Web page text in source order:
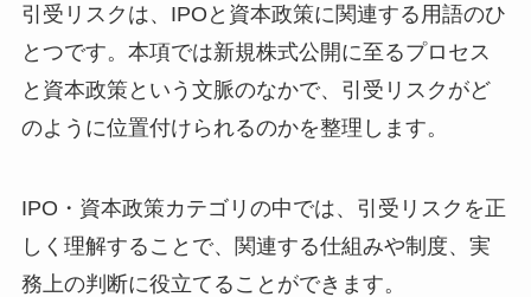
引受リスクは、IPOと資本政策に関連する用語のひ
とつです。本項では新規株式公開に至るプロセス
と資本政策という文脈のなかで、引受リスクがど
のように位置付けられるのかを整理します。
IPO・資本政策カテゴリの中では、引受リスクを正
しく理解することで、関連する仕組みや制度、実
務上の判断に役立てることができます。